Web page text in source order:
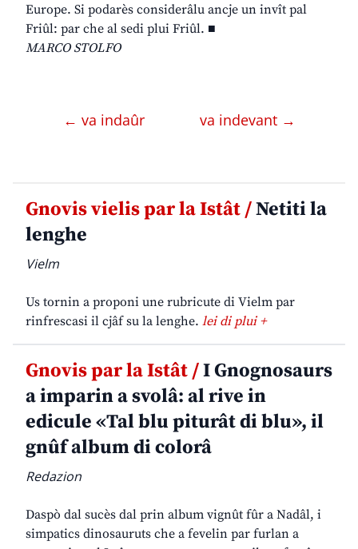
Europe. Si podarès considerâlu ancje un invît pal
Friûl: par che al sedi plui Friûl. ■
MARCO STOLFO
← va indaûr va indevant →
Gnovis vielis par la Istât /Netiti la
lenghe
Vielm
Us tornin a proponi une rubricute di Vielm par
rinfrescasi il cjâf su la lenghe. lei di plui +
Gnovis par la Istât /I Gnognosaurs
a imparin a svolâ: al rive in
edicule «Tal blu piturât di blu», il
gnûf album di colorâ
Redazion
Daspò dal sucès dal prin album vignût fûr a Nadâl, i
simpatics dinosauruts che a fevelin par furlan a